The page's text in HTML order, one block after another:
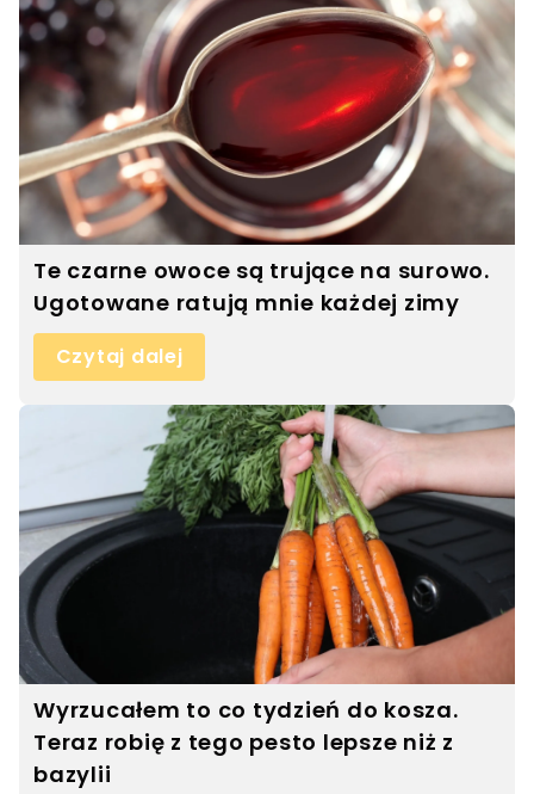
Te czarne owoce są trujące na surowo.
Ugotowane ratują mnie każdej zimy
Czytaj dalej
Wyrzucałem to co tydzień do kosza.
Teraz robię z tego pesto lepsze niż z
bazylii